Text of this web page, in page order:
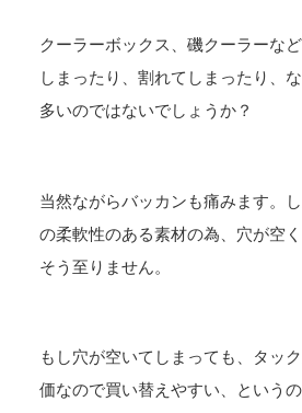
クーラーボックス、磯クーラーな
しまったり、割れてしまったり、
多いのではないでしょうか？
当然ながらバッカンも痛みます。
の柔軟性のある素材の為、穴が空
そう至りません。
もし穴が空いてしまっても、タッ
価なので買い替えやすい、というの